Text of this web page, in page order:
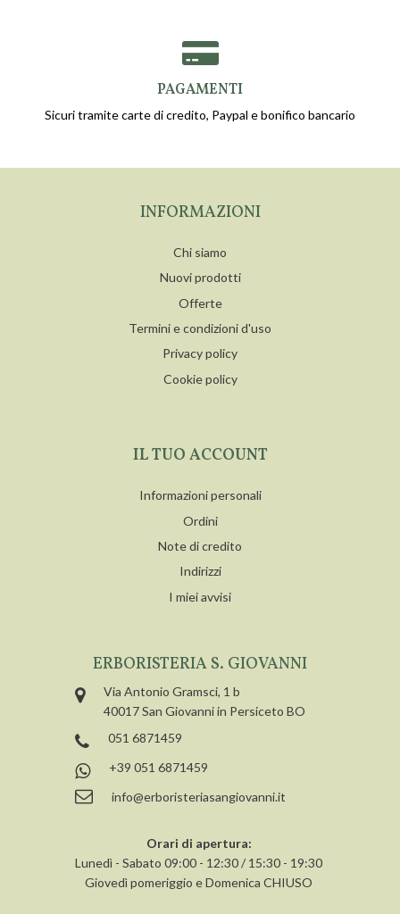
PAGAMENTI
Sicuri tramite carte di credito, Paypal e bonifico bancario
INFORMAZIONI
Chi siamo
Nuovi prodotti
Offerte
Termini e condizioni d'uso
Privacy policy
Cookie policy
IL TUO ACCOUNT
Informazioni personali
Ordini
Note di credito
Indirizzi
I miei avvisi
ERBORISTERIA S. GIOVANNI
Via Antonio Gramsci, 1 b
40017 San Giovanni in Persiceto BO
051 6871459
+39 051 6871459
info@erboristeriasangiovanni.it
Orari di apertura:
Lunedì - Sabato 09:00 - 12:30 / 15:30 - 19:30
Giovedì pomeriggio e Domenica CHIUSO